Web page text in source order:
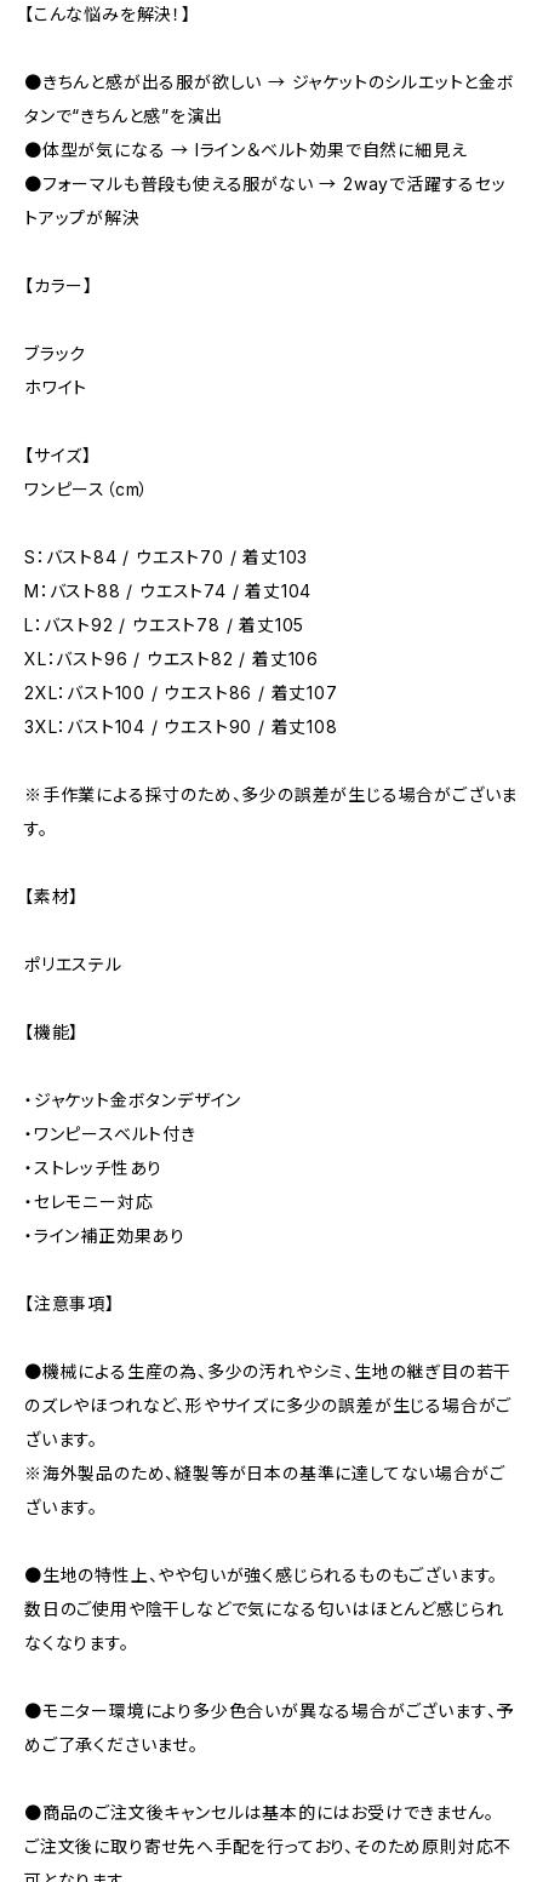
【こんな悩みを解決！】
●きちんと感が出る服が欲しい → ジャケットのシルエットと金ボ
タンで“きちんと感”を演出
●体型が気になる → Iライン＆ベルト効果で自然に細見え
●フォーマルも普段も使える服がない → 2wayで活躍するセッ
トアップが解決
【カラー】
ブラック
ホワイト
【サイズ】
ワンピース（cm）
S：バスト84 / ウエスト70 / 着丈103
M：バスト88 / ウエスト74 / 着丈104
L：バスト92 / ウエスト78 / 着丈105
XL：バスト96 / ウエスト82 / 着丈106
2XL：バスト100 / ウエスト86 / 着丈107
3XL：バスト104 / ウエスト90 / 着丈108
※手作業による採寸のため、多少の誤差が生じる場合がございま
す。
【素材】
ポリエステル
【機能】
・ジャケット金ボタンデザイン
・ワンピースベルト付き
・ストレッチ性あり
・セレモニー対応
・ライン補正効果あり
【注意事項】
●機械による生産の為、多少の汚れやシミ、生地の継ぎ目の若干
のズレやほつれなど、形やサイズに多少の誤差が生じる場合がご
ざいます。
※海外製品のため、縫製等が日本の基準に達してない場合がご
ざいます。
●生地の特性上、やや匂いが強く感じられるものもございます。
数日のご使用や陰干しなどで気になる匂いはほとんど感じられ
なくなります。
●モニター環境により多少色合いが異なる場合がございます、予
めご了承くださいませ。
●商品のご注文後キャンセルは基本的にはお受けできません。
ご注文後に取り寄せ先へ手配を行っており、そのため原則対応不